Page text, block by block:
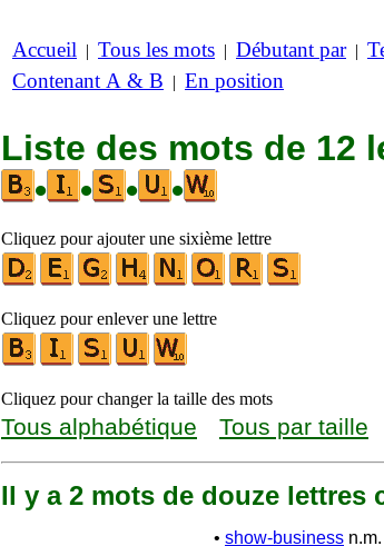
Accueil | Tous les mots | Débutant par|
Contenant A & B | En position
Liste des mots de 12
•
• • •
Cliquez pour ajouter une sixième lettre
Cliquez pour enlever une lettre
Cliquez pour changer la taille des mots
Tous alphabétique Tous par taille
Il y a 2 mots de douze lettres
• show-business